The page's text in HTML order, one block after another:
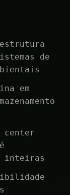
de
em
center
inteiras